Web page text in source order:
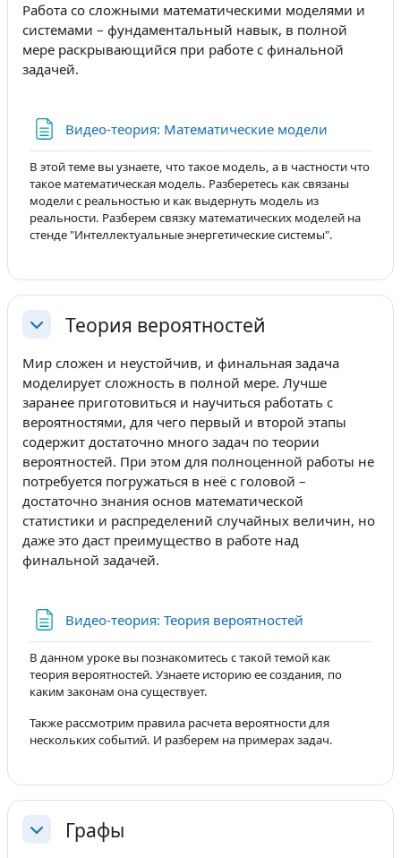
Работа со сложными математическими моделями и
системами – фундаментальный навык, в полной
мере раскрывающийся при работе с финальной
задачей.
Видео-теория: Математические модели
В этой теме вы узнаете, что такое модель, а в частности что
такое математическая модель. Разберетесь как связаны
модели с реальностью и как выдернуть модель из
реальности. Разберем связку математических моделей на
стенде "Интеллектуальные энергетические системы".
СвернутьТеория вероятностей
Мир сложен и неустойчив, и финальная задача
моделирует сложность в полной мере. Лучше
заранее приготовиться и научиться работать с
вероятностями, для чего первый и второй этапы
содержит достаточно много задач по теории
вероятностей. При этом для полноценной работы не
потребуется погружаться в неё с головой –
достаточно знания основ математической
статистики и распределений случайных величин, но
даже это даст преимущество в работе над
финальной задачей.
Видео-теория: Теория вероятностей
В данном уроке вы познакомитесь с такой темой как
теория вероятностей. Узнаете историю ее создания, по
каким законам она существует.
Также рассмотрим правила расчета вероятности для
нескольких событий. И разберем на примерах задач.
СвернутьГрафы